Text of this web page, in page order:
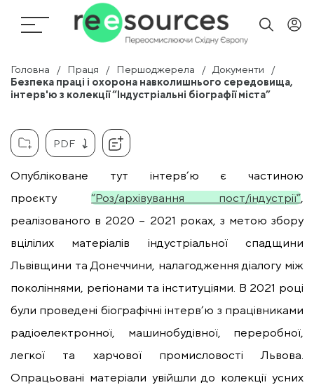
Головна Праця Першоджерела
Документи
Безпека праці і охорона навколишнього середовища,
інтерв'ю з колекції “Індустріальні біографії міста”
PDF
Опубліковане тут інтерв’ю є частиною
проєкту “Роз/архівування пост/індустрії”,
реалізованого в 2020 – 2021 роках, з метою збору
вцілілих матеріалів індустріальної спадщини
Львівщини та Донеччини, налагодження діалогу між
поколіннями, регіонами та інституціями. В 2021 році
були проведені біографічні інтерв’ю з працівниками
радіоелектронної, машинобудівної, переробної,
легкої та харчової промисловості Львова.
Опрацьовані матеріали увійшли до колекції усних